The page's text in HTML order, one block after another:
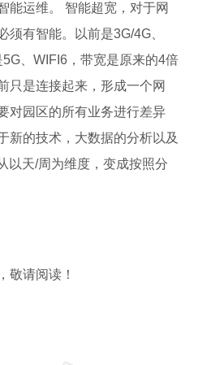
能运维。 智能超宽，对于网
须有智能。以前是3G/4G、
、WIFI6，带宽是原来的4倍
只是连接起来，形成一个网
对园区的所有业务进行差异
新的技术，大数据的分析以及
以天/周为维度，变成按照分
敬请阅读！